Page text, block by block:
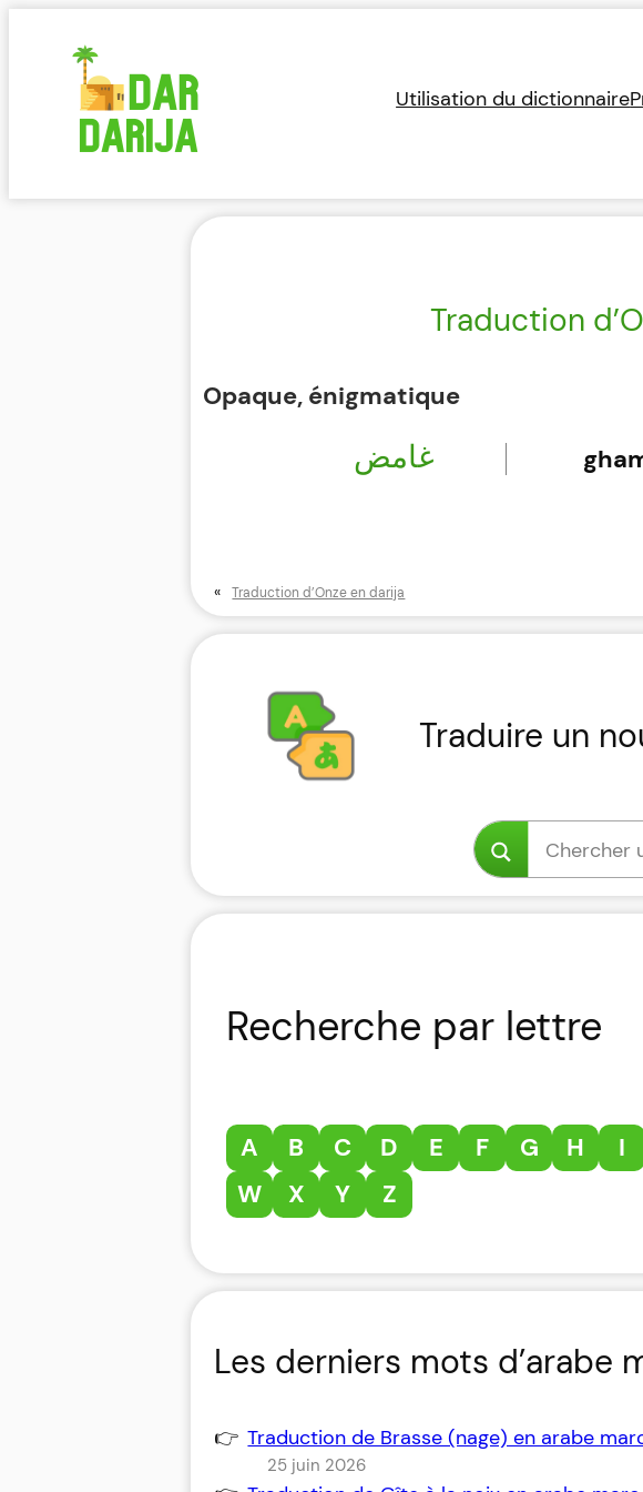
contenu
Utilisation du dictionnaire
Traduction
Opaque, énigmatique
غامض
« Traduction d’Onze en darija
Traduire un
Recherche par lettre
A B C D E F G H I
W
X Y Z
Les derniers mots d’arabe
Traduction de Brasse (nage) en arabe
25 juin 2026